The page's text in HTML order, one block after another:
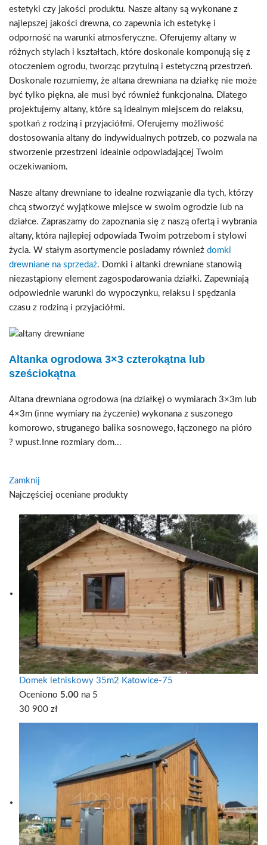
estetyki czy jakości produktu. Nasze altany są wykonane z
najlepszej jakości drewna, co zapewnia ich estetykę i
odporność na warunki atmosferyczne. Oferujemy altany w
różnych stylach i kształtach, które doskonale komponują się z
otoczeniem ogrodu, tworząc przytulną i estetyczną przestrzeń.
Doskonale rozumiemy, że altana drewniana na działkę nie może
być tylko piękna, ale musi być również funkcjonalna. Dlatego
projektujemy altany, które są idealnym miejscem do relaksu,
spotkań z rodziną i przyjaciółmi. Oferujemy możliwość
dostosowania altany do indywidualnych potrzeb, co pozwala na
stworzenie przestrzeni idealnie odpowiadającej Twoim
oczekiwaniom.
Nasze altany drewniane to idealne rozwiązanie dla tych, którzy
chcą stworzyć wyjątkowe miejsce w swoim ogrodzie lub na
działce. Zapraszamy do zapoznania się z naszą ofertą i wybrania
altany, która najlepiej odpowiada Twoim potrzebom i stylowi
życia. W stałym asortymencie posiadamy również domki
drewniane na sprzedaż. Domki i altanki drewniane stanowią
niezastąpiony element zagospodarowania działki. Zapewniają
odpowiednie warunki do wypoczynku, relaksu i spędzania
czasu z rodziną i przyjaciółmi.
Altanka ogrodowa 3×3 czterokątna lub
sześciokątna
Altana drewniana ogrodowa (na działkę) o wymiarach 3×3m lub
4×3m (inne wymiary na życzenie) wykonana z suszonego
komorowo, struganego balika sosnowego, łączonego na pióro
? wpust.Inne rozmiary dom...
Zamknij
Najczęściej oceniane produkty
Domek letniskowy 35m2 Katowice-75
Oceniono 5.00 na 5
30 900 zł